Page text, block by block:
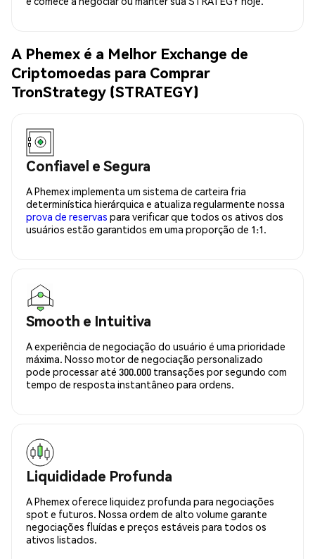
A Phemex é a Melhor Exchange de
Criptomoedas para Comprar
TronStrategy (STRATEGY)
Confiavel e Segura
A Phemex implementa um sistema de carteira fria
determinística hierárquica e atualiza regularmente nossa
prova de reservas para verificar que todos os ativos dos
usuários estão garantidos em uma proporção de 1:1.
Smooth e Intuitiva
A experiência de negociação do usuário é uma prioridade
máxima. Nosso motor de negociação personalizado
pode processar até 300.000 transações por segundo com
tempo de resposta instantâneo para ordens.
Liquididade Profunda
A Phemex oferece liquidez profunda para negociações
spot e futuros. Nossa ordem de alto volume garante
negociações fluídas e preços estáveis para todos os
ativos listados.